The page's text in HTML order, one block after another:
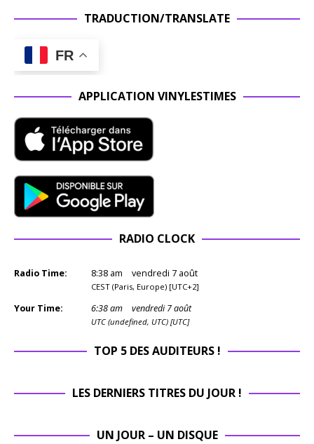
TRADUCTION/TRANSLATE
FR
APPLICATION VINYLESTIMES
RADIO CLOCK
Radio Time: 8:38 am vendredi 7 août
CEST (Paris, Europe) [UTC+2]
Your Time: 6:38am vendredi 7 août
UTC (undefined, UTC) [UTC]
TOP 5 DES AUDITEURS !
LES DERNIERS TITRES DU JOUR !
UN JOUR – UN DISQUE